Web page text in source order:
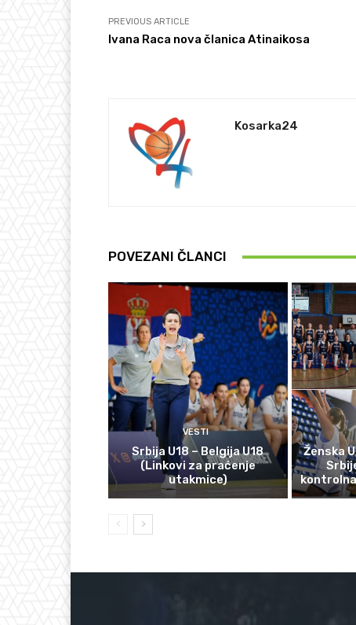
PREVIOUS ARTICLE
Ivana Raca nova članica Atinaikosa
Kosarka24
POVEZANI ČLANCI
VESTI
Srbija U18 – Belgija U18
(Linkovi za praćenje
utakmice)
Ženska